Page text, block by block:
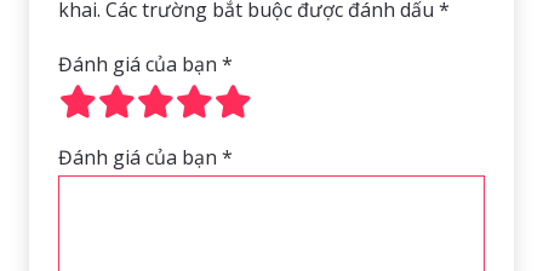
khai. Các trường bắt buộc được đánh dấu *
Đánh giá của bạn *
Đánh giá của bạn *